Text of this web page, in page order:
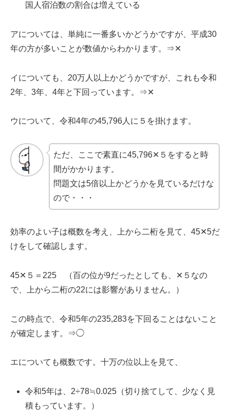
国人宿泊数の割合は増えている
アについては、単純に一番多いかどうかですが、平成30
年の方が多いことが数値からわかります。⇒✕
イについても、20万人以上かどうかですが、これも令和
2年、3年、4年と下回っています。⇒✕
ウについて、令和4年の45,796人に５を掛けます。
ただ、ここで素直に45,796✕５をすると時
間がかかります。
問題文は5倍以上かどうかを見ているだけな
ので・・・
効率のよい子は概数を考え、上から二桁を見て、45✕5だ
けをして確認します。
45✕５＝225 （百の位が9だったとしても、✕５なの
で、上から二桁の22には影響がありません。）
この時点で、令和5年の235,283を下回ることはないこと
が確定します。⇒◯
エについても概数です。十万の位以上を見て、
令和5年は、2÷78≒0.025（切り捨てして、少なく見
積もっています。）